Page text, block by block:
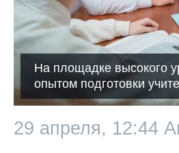
На площадке высокого
опытом подготовки
29 апреля, 12:44